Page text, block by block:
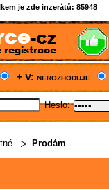
je zde inzerátů: 85948
+ V: nerozhoduje
Heslo:
Prodám